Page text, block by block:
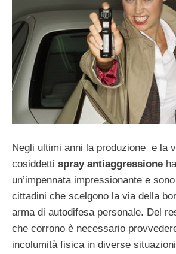
Negli ultimi anni la produzione e la
cosiddetti spray antiaggressione
un’impennata impressionante e
cittadini che scelgono la via della
arma di autodifesa personale. Del
che corrono è necessario
incolumità fisica in diverse